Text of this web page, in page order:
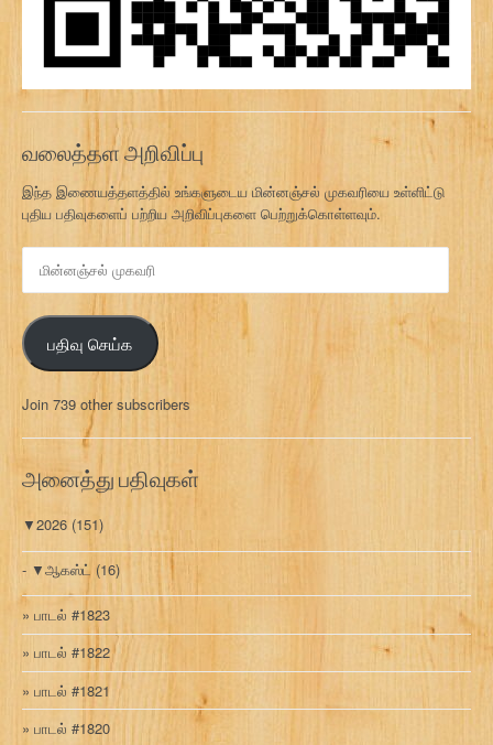
வலைத்தள அறிவிப்பு
இந்த இணையத்தளத்தில் உங்களுடைய மின்னஞ்சல் முகவரியை உள்ளிட்டு
புதிய பதிவுகளைப் பற்றிய அறிவிப்புகளை பெற்றுக்கொள்ளவும்.
ன
ஞ்
ச
ல்
க
வ
பதிவு செய்க
Join 739 other subscribers
அனைத்து பதிவுகள்
▼2026 (151)
▼ஆகஸ்ட் (16)
பாடல் #1823
பாடல் #1822
பாடல் #1821
பாடல் #1820